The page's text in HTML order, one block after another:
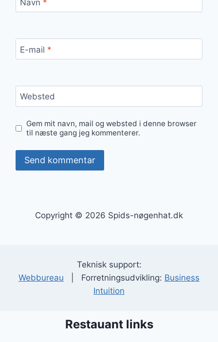
Navn *
E-mail *
Websted
Gem mit navn, mail og websted i denne browser
til næste gang jeg kommenterer.
Copyright © 2026 Spids-nøgenhat.dk
Teknisk support:
Webbureau | Forretningsudvikling: Business
Intuition
Restauant links